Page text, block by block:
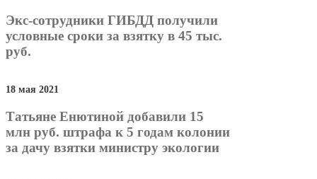
Экс-сотрудники ГИБДД получили
условные сроки за взятку в 45 тыс.
руб.
18 мая 2021
Татьяне Енютиной добавили 15
млн руб. штрафа к 5 годам колонии
за дачу взятки министру экологии